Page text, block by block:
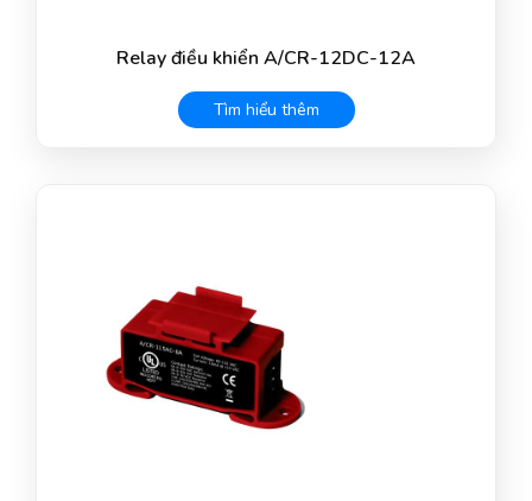
Relay điều khiển A/CR-12DC-12A
Tìm hiểu thêm